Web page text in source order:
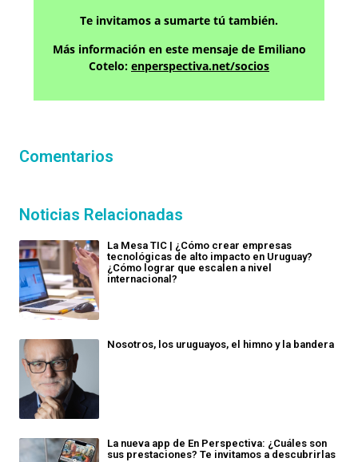
Te invitamos a sumarte tú también.
Más información en este mensaje de Emiliano
Cotelo: enperspectiva.net/socios
Comentarios
Noticias Relacionadas
La Mesa TIC | ¿Cómo crear empresas
tecnológicas de alto impacto en Uruguay?
¿Cómo lograr que escalen a nivel
internacional?
Nosotros, los uruguayos, el himno y la bandera
La nueva app de En Perspectiva: ¿Cuáles son
sus prestaciones? Te invitamos a descubrirlas